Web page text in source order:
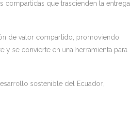
compartidas que trascienden la entrega
de valor compartido, promoviendo
y se convierte en una herramienta para
sostenible del Ecuador,